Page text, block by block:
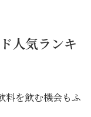
人気ランキ
料を飲む機会もふ